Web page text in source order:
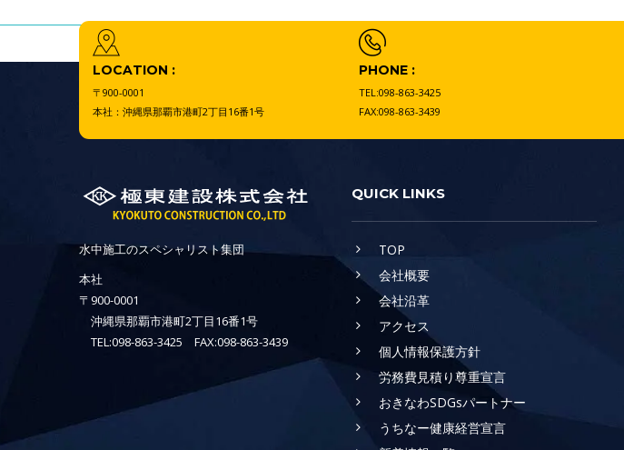
LOCATION :
〒900-0001
本社：沖縄県那覇市港町2丁目16番1号
PHONE :
TEL:098-863-3425
FAX:098-863-3439
水中施工のスペシャリスト集団
本社
〒900-0001
沖縄県那覇市港町2丁目16番1号
TEL:098-863-3425 FAX:098-863-3439
QUICK LINKS
TOP
会社概要
会社沿革
アクセス
個人情報保護方針
労務費見積り尊重宣言
おきなわSDGsパートナー
うちなー健康経営宣言